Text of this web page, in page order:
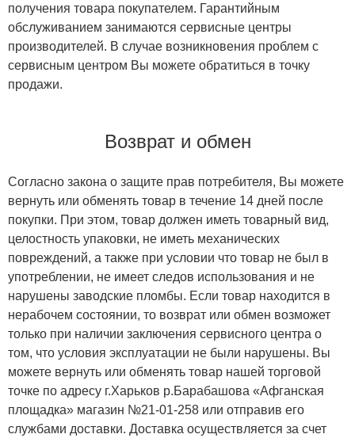
получения товара покупателем. Гарантийным
обслуживанием занимаются сервисные центры
производителей. В случае возникновения проблем с
сервисным центром Вы можете обратиться в точку
продажи.
Возврат и обмен
Согласно закона о защите прав потребителя, Вы можете
вернуть или обменять товар в течение 14 дней после
покупки. При этом, товар должен иметь товарный вид,
целостность упаковки, не иметь механических
повреждений, а также при условии что товар не был в
употреблении, не имеет следов использования и не
нарушены заводские пломбы. Если товар находится в
нерабочем состоянии, то возврат или обмен возможет
только при наличии заключения сервисного центра о
том, что условия эксплуатации не были нарушены. Вы
можете вернуть или обменять товар нашей торговой
точке по адресу г.Харьков р.Барабашова «Афганская
площадка» магазин №21-01-258 или отправив его
службами доставки. Доставка осуществляется за счет